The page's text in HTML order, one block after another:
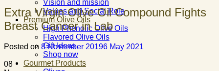
Vision and mission
Values and Social Role
Premium Olive Oils
High Phenolic Olive Oils
Flavored Olive Oils
Gift Ideas
Shop now
Gourmet Products
Extra Virgin Olive Oil Compound Fights
Breast Cancer in Lab
Posted on 8 November 20196 May 2021
08